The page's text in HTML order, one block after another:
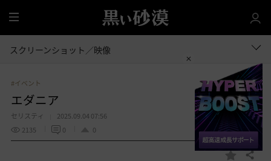
全
体
スクリーンショット／映像
#イベント
エダニア
セリスティ
2025.09.04 07:56
2135
0 0